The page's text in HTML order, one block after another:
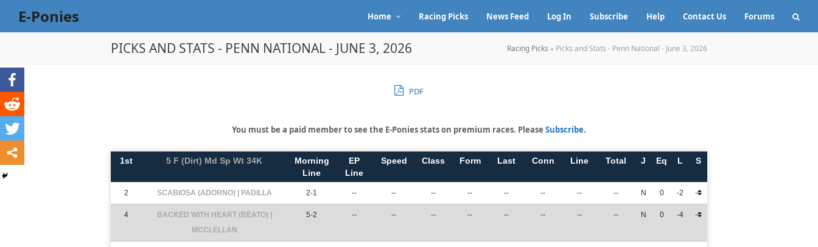
E-Ponies Home Racing Picks News Feed Log In Subscribe Help Contact Us Forums
PICKS AND STATS - PENN NATIONAL - JUNE 3, 2026 Racing Picks » Picks and Stats - Penn National - June 3, 2026
PDF
You must be a paid member to see the E-Ponies stats on premium races. Please Subscribe.
1st 5 F (Dirt) Md Sp Wt 34K
Morning
Line
EP
Line
Speed Class Form Last Conn Line Total J Eq L S
2 SCABIOSA (ADORNO) | PADILLA 2-1 -- -- -- -- -- -- -- -- N 0 -2 -
4
BACKED WITH HEART (BEATO) |
MCCLELLAN
5-2 -- -- -- -- -- -- -- -- N 0 -4 -